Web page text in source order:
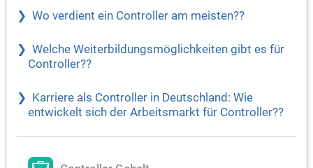
Wo verdient ein Controller am meisten??
Welche Weiterbildungsmöglichkeiten gibt es für
Controller??
Karriere als Controller in Deutschland: Wie
entwickelt sich der Arbeitsmarkt für Controller??